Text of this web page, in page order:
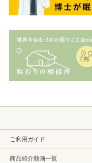
ご利用ガイド
商品紹介動画一覧